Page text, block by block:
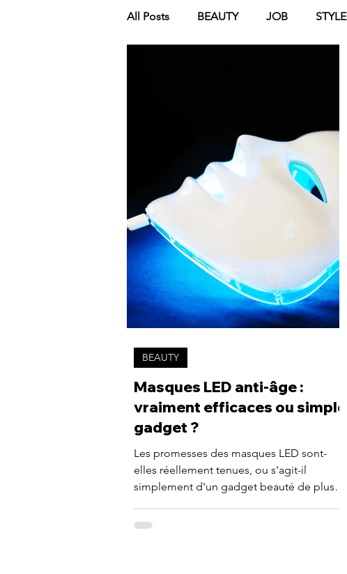
All Posts BEAUTY JOB STYLE
Masques LED anti-âge :
vraiment efficaces ou simple
gadget ?
Les promesses des masques LED sont-
elles réellement tenues, ou s'agit-il
simplement d'un gadget beauté de plus ?
BEAUTY